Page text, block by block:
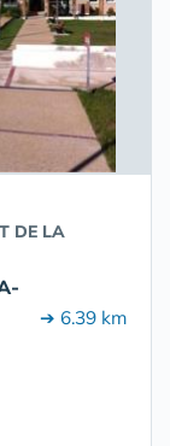
DE LA
➔ 6.39 km